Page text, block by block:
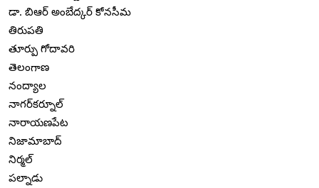
డా. బిఆర్ అంబేద్కర్ కోనసీమ
తిరుపతి
తూర్పు గోదావరి
తెలంగాణ
నంద్యాల
నాగర్‌కర్నూల్
నారాయణపేట
నిజామాబాద్
నిర్మల్
పల్నాడు